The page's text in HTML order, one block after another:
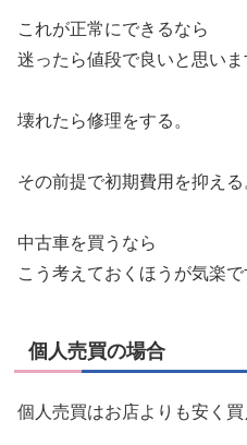
これが正常にできるなら
迷ったら値段で良いと思いま
壊れたら修理をする。
その前提で初期費用を抑える
中古車を買うなら
こう考えておくほうが気楽で
個人売買の場合
個人売買はお店よりも安く買